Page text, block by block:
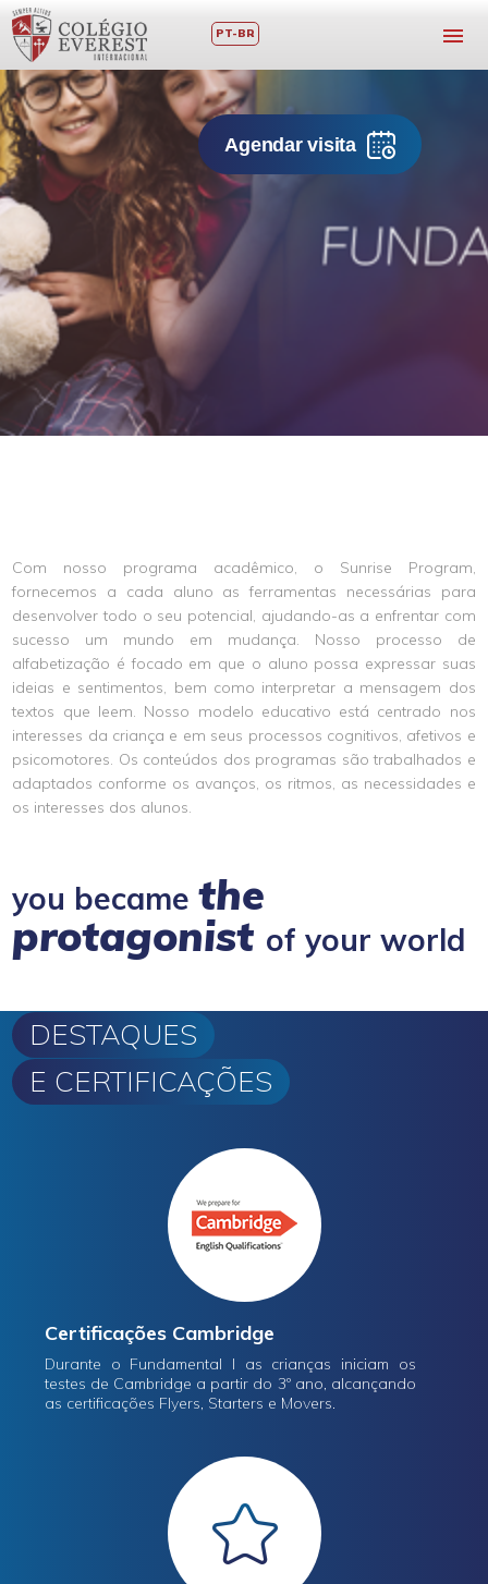
PT-BR
Agendar visita
Com nosso programa acadêmico, o Sunrise Program,
fornecemos a cada aluno as ferramentas necessárias para
desenvolver todo o seu potencial, ajudando-as a enfrentar com
sucesso um mundo em mudança. Nosso processo de
alfabetização é focado em que o aluno possa expressar suas
ideias e sentimentos, bem como interpretar a mensagem dos
textos que leem. Nosso modelo educativo está centrado nos
interesses da criança e em seus processos cognitivos, afetivos e
psicomotores. Os conteúdos dos programas são trabalhados e
adaptados conforme os avanços, os ritmos, as necessidades e
os interesses dos alunos.
you becamethe
protagonist of your world
DESTAQUES
E CERTIFICAÇÕES
Certificações Cambridge
Durante o Fundamental I as crianças iniciam os
testes de Cambridge a partir do 3º ano, alcançando
as certificações Flyers, Starters e Movers.